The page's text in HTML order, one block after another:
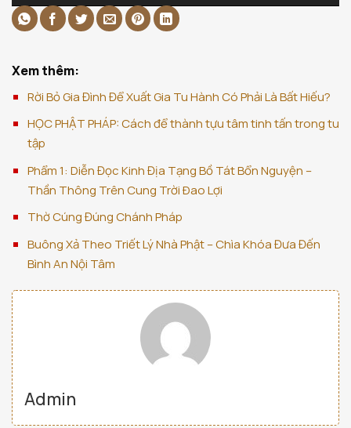
Xem thêm:
Rời Bỏ Gia Đình Để Xuất Gia Tu Hành Có Phải Là Bất Hiếu?
HỌC PHẬT PHÁP: Cách để thành tựu tâm tinh tấn trong tu
tập
Phẩm 1: Diễn Đọc Kinh Địa Tạng Bồ Tát Bổn Nguyện –
Thần Thông Trên Cung Trời Ðao Lợi
Thờ Cúng Đúng Chánh Pháp
Buông Xả Theo Triết Lý Nhà Phật – Chìa Khóa Đưa Đến
Bình An Nội Tâm
Admin